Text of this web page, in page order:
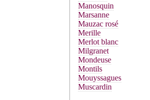
Manosquin
Marsanne
Mauzac rosé
Merille
Merlot blanc
Milgranet
Mondeuse
Montils
Mouyssagues
Muscardin